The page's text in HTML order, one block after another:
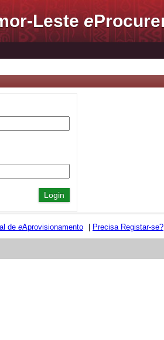
Lestee
de eAprovisionamento Precisa Registar-se?